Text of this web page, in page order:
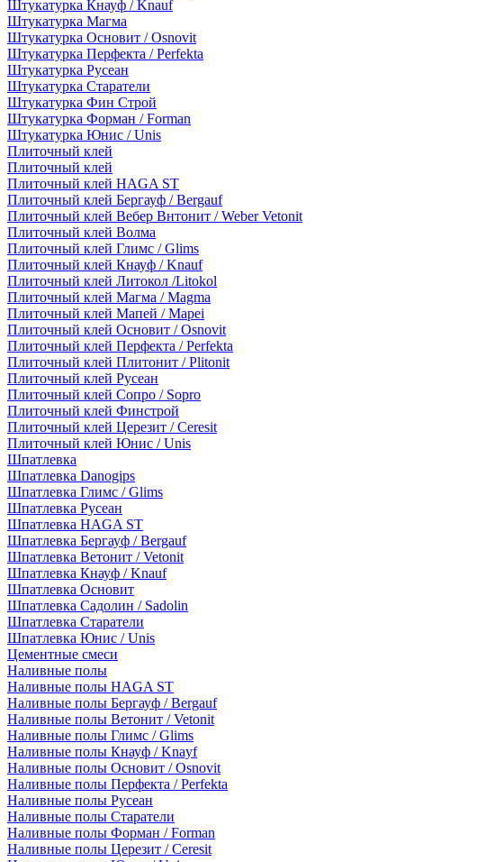
Штукатурка Кнауф / Knauf
Штукатурка Магма
Штукатурка Основит / Osnovit
Штукатурка Перфекта / Perfekta
Штукатурка Русеан
Штукатурка Старатели
Штукатурка Фин Строй
Штукатурка Форман / Forman
Штукатурка Юнис / Unis
Плиточный клей
Плиточный клей
Плиточный клей HAGA ST
Плиточный клей Бергауф / Bergauf
Плиточный клей Вебер Внтонит / Weber Vetonit
Плиточный клей Волма
Плиточный клей Глимс / Glims
Плиточный клей Кнауф / Knauf
Плиточный клей Литокол /Litokol
Плиточный клей Магма / Magma
Плиточный клей Мапей / Mapei
Плиточный клей Основит / Osnovit
Плиточный клей Перфекта / Perfekta
Плиточный клей Плитонит / Plitonit
Плиточный клей Русеан
Плиточный клей Сопро / Sopro
Плиточный клей Финстрой
Плиточный клей Церезит / Ceresit
Плиточный клей Юнис / Unis
Шпатлевка
Шпатлевка Danogips
Шпатлевка Глимс / Glims
Шпатлевка Русеан
Шпатлевка HAGA ST
Шпатлевка Бергауф / Bergauf
Шпатлевка Ветонит / Vetonit
Шпатлевка Кнауф / Knauf
Шпатлевка Основит
Шпатлевка Садолин / Sadolin
Шпатлевка Старатели
Шпатлевка Юнис / Unis
Цементные смеси
Наливные полы
Наливные полы HAGA ST
Наливные полы Бергауф / Bergauf
Наливные полы Ветонит / Vetonit
Наливные полы Глимс / Glims
Наливные полы Кнауф / Knayf
Наливные полы Основит / Osnovit
Наливные полы Перфекта / Perfekta
Наливные полы Русеан
Наливные полы Старатели
Наливные полы Форман / Forman
Наливные полы Церезит / Ceresit